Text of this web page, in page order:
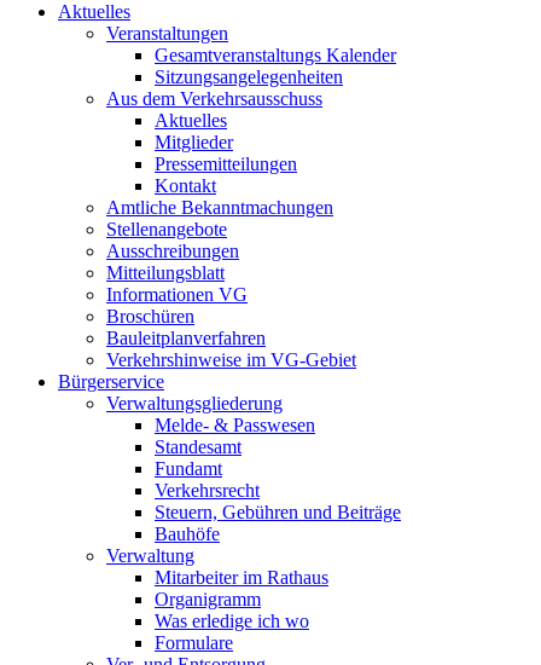
Aktuelles
Veranstaltungen
Gesamtveranstaltungs Kalender
Sitzungsangelegenheiten
Aus dem Verkehrsausschuss
Aktuelles
Mitglieder
Pressemitteilungen
Kontakt
Amtliche Bekanntmachungen
Stellenangebote
Ausschreibungen
Mitteilungsblatt
Informationen VG
Broschüren
Bauleitplanverfahren
Verkehrshinweise im VG-Gebiet
Bürgerservice
Verwaltungsgliederung
Melde- & Passwesen
Standesamt
Fundamt
Verkehrsrecht
Steuern, Gebühren und Beiträge
Bauhöfe
Verwaltung
Mitarbeiter im Rathaus
Organigramm
Was erledige ich wo
Formulare